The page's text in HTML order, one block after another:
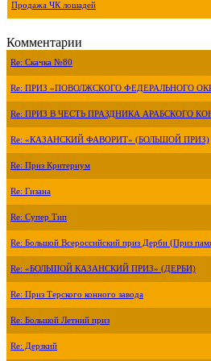
Продажа ЧК лошадей
Комментарии
Re: Скачка №80
Re: ПРИЗ «ПОВОЛЖСКОГО ФЕДЕРАЛЬНОГО
Re: ПРИЗ В ЧЕСТЬ ПРАЗДНИКА АРАБСКОГО
Re: «КАЗАНСКИЙ ФАВОРИТ» (БОЛЬШОЙ ПРИЗ)
Re: Приз Критериум
Re: Гизана
Re: Супер Тип
Re: Большой Всероссийский приз Дерби (Приз
Re: «БОЛЬШОЙ КАЗАНСКИЙ ПРИЗ» (ДЕРБИ)
Re: Приз Терского конного завода
Re: Большой Летний приз
Re: Дерзкий